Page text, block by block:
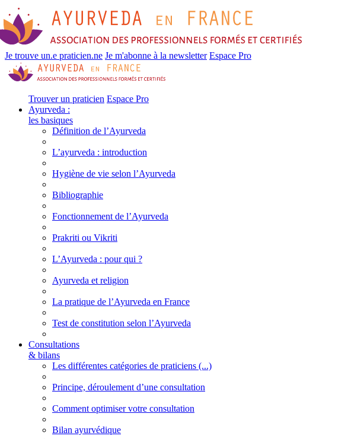
Je trouve un.e praticien.ne Je m'abonne à la newsletter Espace Pro
Trouver un praticien Espace Pro
Ayurveda :
les basiques
Définition de l’Ayurveda
L’ayurveda : introduction
Hygiène de vie selon l’Ayurveda
Bibliographie
Fonctionnement de l’Ayurveda
Prakriti ou Vikriti
L’Ayurveda : pour qui ?
Ayurveda et religion
La pratique de l’Ayurveda en France
Test de constitution selon l’Ayurveda
Consultations
& bilans
Les différentes catégories de praticiens (...)
Principe, déroulement d’une consultation
Comment optimiser votre consultation
Bilan ayurvédique